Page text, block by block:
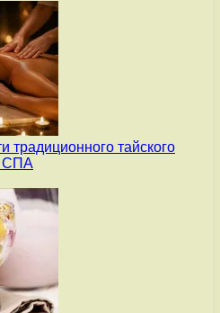
традиционного тайского
СПА